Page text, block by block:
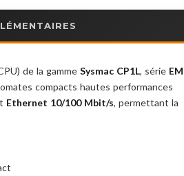
de la gammeSysmac CP1L, série EM
compacts hautes performances
Ethernet 10/100 Mbit/s, permettant la